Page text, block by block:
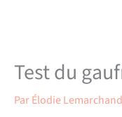
Test du
ParÉlodie Lemarchand